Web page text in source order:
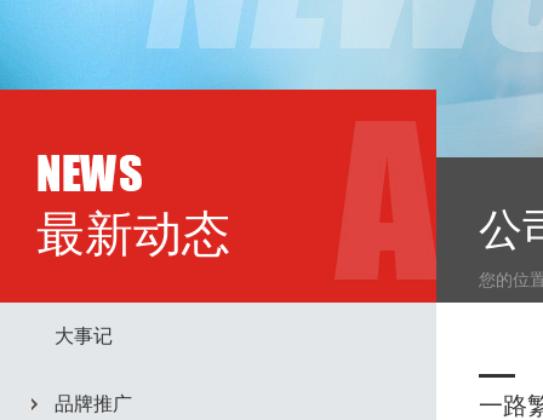
最新动态
大事记
品牌推广
公
您的位
一路